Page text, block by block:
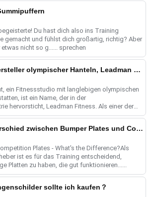
Du hast dich also ins Training
gemacht und fühlst dich großartig, richtig? Aber
nicht so g...... sprechen
Ein führender Hersteller olympischer Hanteln, Leadman Fitness wählen
ein Fitnessstudio mit langlebigen olympischen
ist ein Name, der in der
hervorsticht, Leadman Fitness. Als einer der
Was ist der Unterschied zwischen Bumper Plates und Competition Plates?
Plates - What's the Difference?Als
ist es für das Training entscheidend,
Platten zu haben, die gut funktionieren......
sollte ich kaufen？